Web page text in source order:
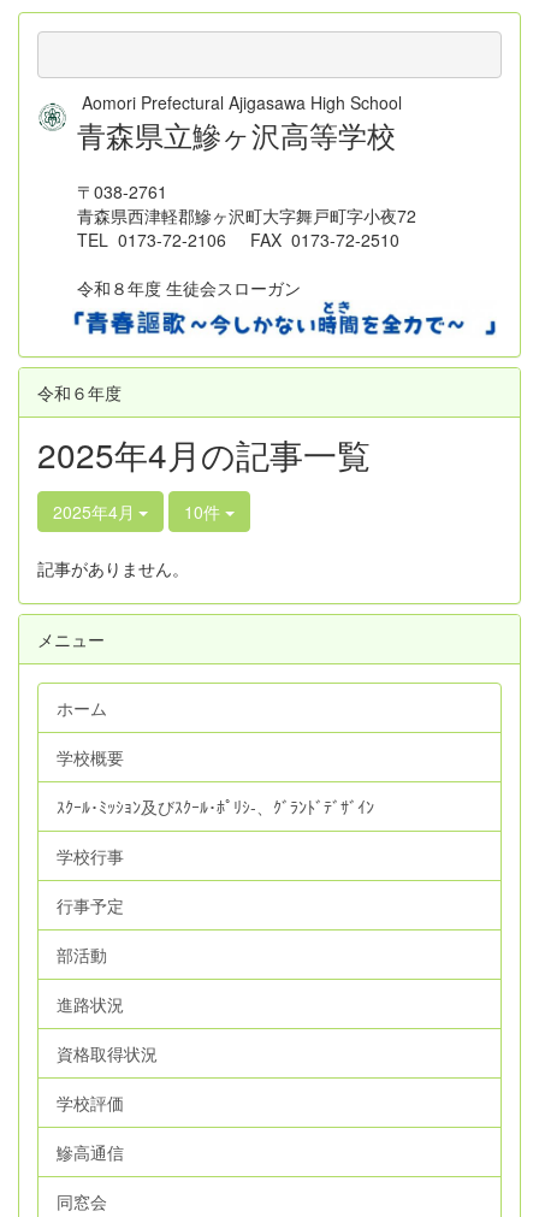
Aomori Prefectural Ajigasawa High School
青森県立鰺ヶ沢高等学校
〒038-2761
青森県西津軽郡鰺ヶ沢町大字舞戸町字小夜72
TEL 0173-72-2106 FAX 0173-72-2510
令和８年度 生徒会スローガン
令和６年度
2025年4月の記事一覧
2025年4月 10件
記事がありません。
メニュー
ホーム
学校概要
ｽｸｰﾙ･ﾐｯｼｮﾝ及びｽｸｰﾙ･ﾎﾟﾘｼ‐、ｸﾞﾗﾝﾄﾞﾃﾞｻﾞｲﾝ
学校行事
行事予定
部活動
進路状況
資格取得状況
学校評価
鰺高通信
同窓会